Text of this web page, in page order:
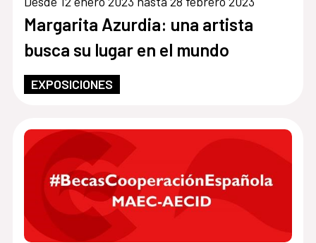
Margarita Azurdia: una artista
busca su lugar en el mundo
EXPOSICIONES